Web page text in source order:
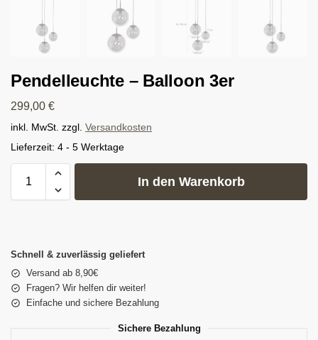
Pendelleuchte – Balloon 3er
299,00 €
inkl. MwSt. zzgl. Versandkosten
Lieferzeit: 4 - 5 Werktage
In den Warenkorb
Schnell & zuverlässig geliefert
Versand ab 8,90€
Fragen? Wir helfen dir weiter!
Einfache und sichere Bezahlung
Sichere Bezahlung